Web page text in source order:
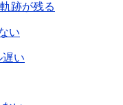
跡が残る
い
い